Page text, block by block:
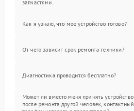
запчастями.
Как я узнаю, что мое устройство готово?
От чего зависит срок ремонта техники?
Диагностика проводится бесплатно?
Может ли вместо меня принять устройство
после ремонта другой человек, контактный